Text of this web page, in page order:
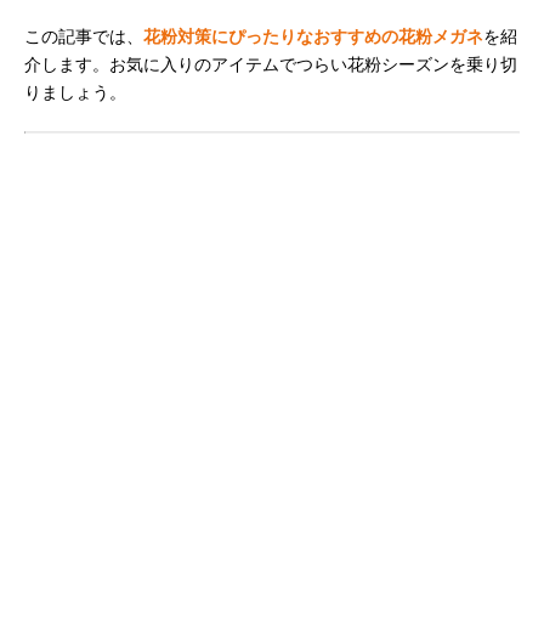
この記事では、 花粉対策にぴったりなおすすめの花粉メガネを紹
介します。お気に入りのアイテムでつらい花粉シーズンを乗り切
りましょう。